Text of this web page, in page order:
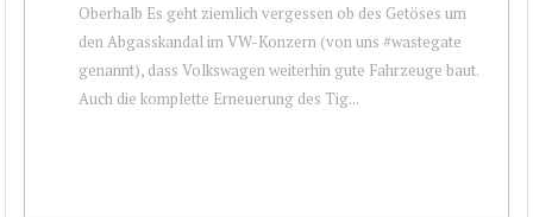
Oberhalb Es geht ziemlich vergessen ob des Getöses um
den Abgasskandal im VW-Konzern (von uns #wastegate
genannt), dass Volkswagen weiterhin gute Fahrzeuge baut.
Auch die komplette Erneuerung des Tig...